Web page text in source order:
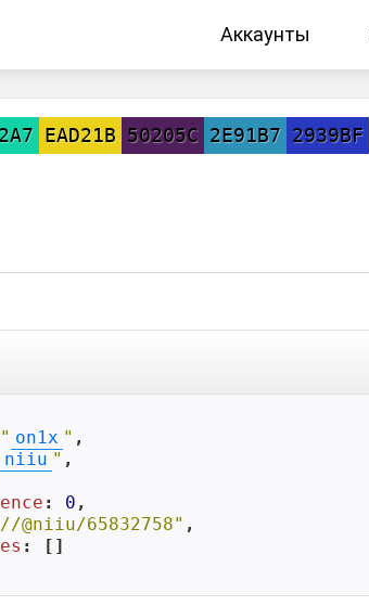
Аккаунты
EAD21B 50205C 2E91B7 2939BF
" on1x " ,
niiu " ,
: 0 ,
65832758" ,
: []